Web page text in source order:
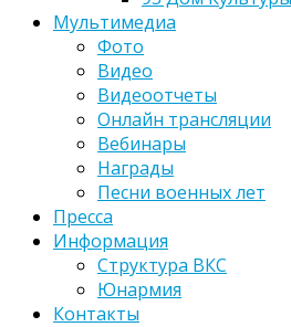
Мультимедиа
Фото
Видео
Видеоотчеты
Онлайн трансляции
Вебинары
Награды
Песни военных лет
Пресса
Информация
Структура ВКС
Юнармия
Контакты